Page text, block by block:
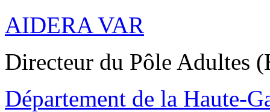
AIDERA VAR
Directeur du Pôle Adultes
Département de la Haute-